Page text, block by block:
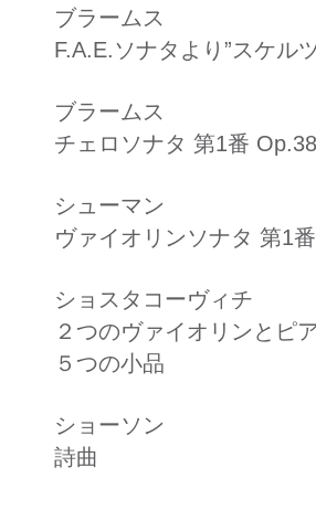
ブラームス
F.A.E.ソナタより”スケル
ブラームス
チェロソナタ 第1番 Op.38
シューマン
ヴァイオリンソナタ 第1
ショスタコーヴィチ
２つのヴァイオリンとピ
５つの小品
ショーソン
詩曲